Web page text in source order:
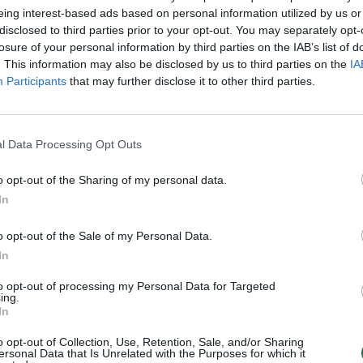
interest-based ads based on personal information utilized by us
to third parties prior to your opt-out. You may separately
of your personal information by third parties on the IAB’s list of
This information may also be disclosed by us to third parties on the
Participants that may further disclose it to other third parties.
Data Processing Opt Outs
opt-out of the Sharing of my personal data.
opt-out of the Sale of my Personal Data.
opt-out of processing my Personal Data for Targeted
opt-out of Collection, Use, Retention, Sale, and/or Sharing
Data that Is Unrelated with the Purposes for which it
Visi įrašai
diskusija: Rusija – Europos šeimos narė?
Laidos Lietuva tiesiogiai
Kuprines pasvėrę specialistai įspėja apie